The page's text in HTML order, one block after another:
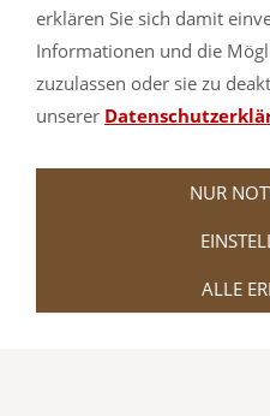
dem
überzeugen.
erklären Sie sich damit
Informationen und die
zuzulassen oder sie zu
unserer
NUR
ALLE